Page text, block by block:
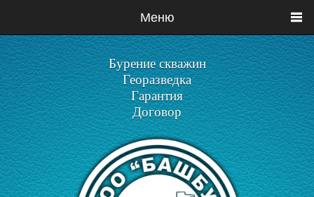
Меню
Бурение скважин
Георазведка
Гарантия
Договор